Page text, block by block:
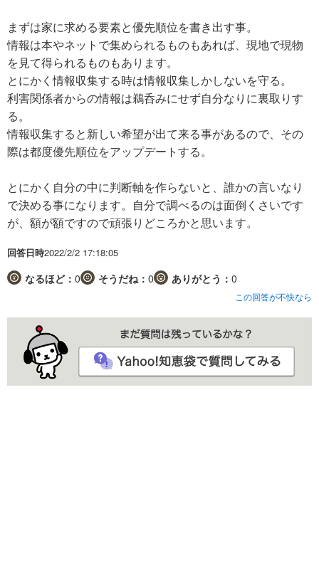
まずは家に求める要素と優先順位を書き出す事。
情報は本やネットで集められるものもあれば、現地で現物
を見て得られるものもあります。
とにかく情報収集する時は情報収集しかしないを守る。
利害関係者からの情報は鵜呑みにせず自分なりに裏取りす
る。
情報収集すると新しい希望が出て来る事があるので、その
際は都度優先順位をアップデートする。
とにかく自分の中に判断軸を作らないと、誰かの言いなり
で決める事になります。自分で調べるのは面倒くさいです
が、額が額ですので頑張りどころかと思います。
回答日時2022/2/2 17:18:05
なるほど： 0 そうだね： 0 ありがとう： 0
この回答が不快なら